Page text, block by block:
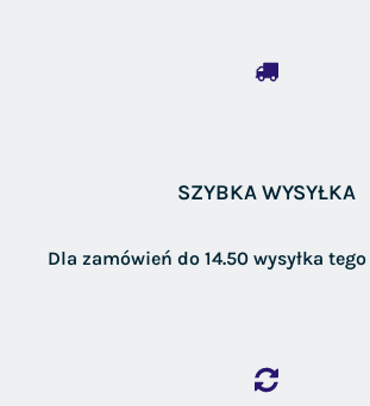
SZYBKA WYSYŁKA
Dla zamówień do 14.50 wysyłka